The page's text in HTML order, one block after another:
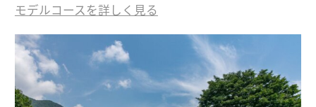
モデルコースを詳しく見る